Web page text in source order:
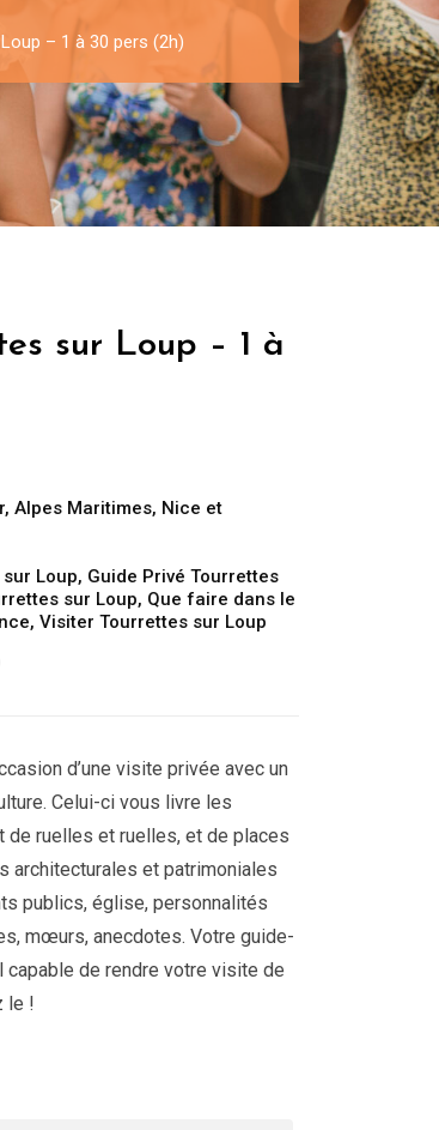
– 1 à 30 pers (2h)
sur Loup – 1 à
, Alpes Maritimes, Nice et
Loup, Guide Privé Tourrettes
sur Loup, Que faire dans le
, Visiter Tourrettes sur Loup
d’une visite privée avec un
Celui-ci vous livre les
de ruelles et ruelles, et de places
architecturales et patrimoniales
publics, église, personnalités
mœurs, anecdotes. Votre guide-
de rendre votre visite de
le !